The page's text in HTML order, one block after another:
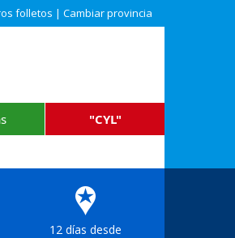
folletos | Cambiar provincia
"CYL"
12 días desde